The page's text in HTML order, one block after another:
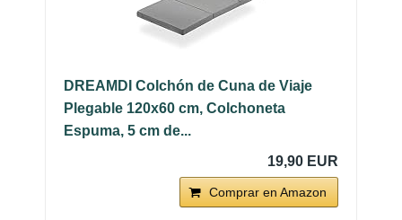
DREAMDI Colchón de Cuna de Viaje
Plegable 120x60 cm, Colchoneta
Espuma, 5 cm de...
19,90 EUR
Comprar en Amazon